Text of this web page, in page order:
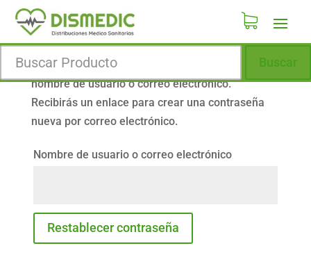
Buscar
¿Perdiste tu contraseña? Por favor, introduce tu
nombre de usuario o correo electrónico.
Recibirás un enlace para crear una contraseña
nueva por correo electrónico.
Nombre de usuario o correo electrónico
Restablecer contraseña